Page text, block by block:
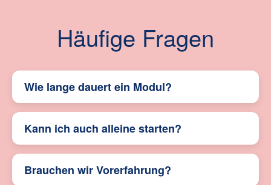
Häufige Fragen
Wie lange dauert ein Modul?
intensiv ihr die Übungen macht und wie viel Zeit
Kann ich auch alleine starten?
noch unsicher ist. Veränderungen geschehen
Brauchen wir Vorerfahrung?